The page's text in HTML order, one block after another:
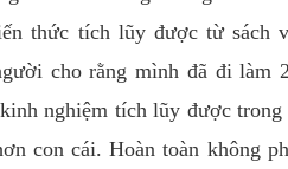
thức tích lũy được từ sách
cho rằng mình đã đi làm
nghiệm tích lũy được
con cái. Hoàn toàn không